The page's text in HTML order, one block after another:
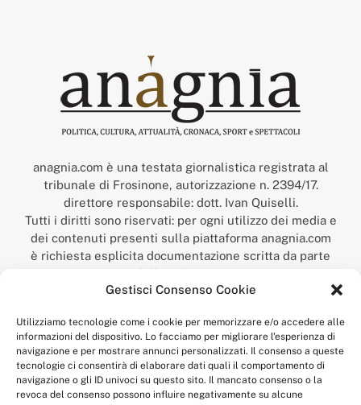
Gestisci Consenso Cookie
Utilizziamo tecnologie come i cookie per memorizzare e/o accedere alle
informazioni del dispositivo. Lo facciamo per migliorare l'esperienza di
navigazione e per mostrare annunci personalizzati. Il consenso a queste
tecnologie ci consentirà di elaborare dati quali il comportamento di
navigazione o gli ID univoci su questo sito. Il mancato consenso o la
revoca del consenso possono influire negativamente su alcune
anagnia.com è una testata giornalistica registrata al
tribunale di Frosinone, autorizzazione n. 2394/17.
direttore responsabile: dott. Ivan Quiselli.
Tutti i diritti sono riservati: per ogni utilizzo dei media e
dei contenuti presenti sulla piattaforma anagnia.com
è richiesta esplicita documentazione scritta da parte
della redazione.
“Anagnia” è un marchio registrato presso l’Ufficio Italiano
Economico,
num. registrazione: 302017000014044 del 9 febbraio 2017.
Per contatti:redazione@anagnia.com